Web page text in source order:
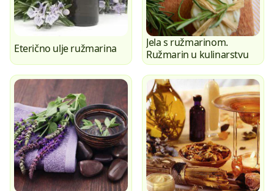
Eterično ulje ružmarina
Jela s ružmarinom.
Ružmarin u kulinarstvu